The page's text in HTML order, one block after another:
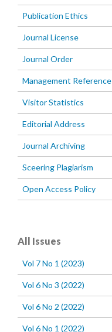
Publication Ethics
Journal License
Journal Order
Management Reference
Visitor Statistics
Editorial Address
Journal Archiving
Sceering Plagiarism
Open Access Policy
All Issues
Vol 7 No 1 (2023)
Vol 6 No 3 (2022)
Vol 6 No 2 (2022)
Vol 6 No 1 (2022)